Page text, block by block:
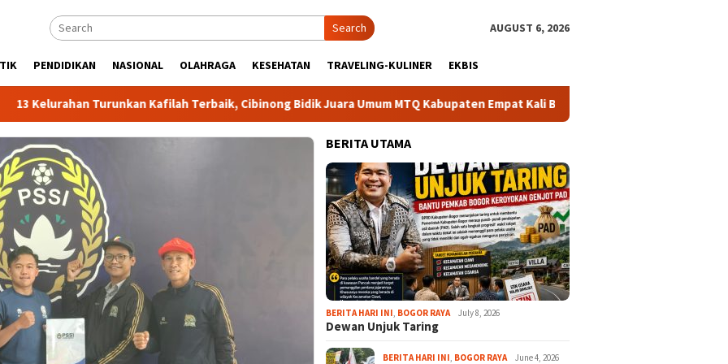
Search AUGUST 6, 2026
PENDIDIKAN NASIONAL OLAHRAGA KESEHATAN TRAVELING-KULINER EKBIS
Turunkan Kafilah Terbaik, Cibinong Bidik Juara Umum MTQ Kabupaten Empat Kali Beruntun
BERITA UTAMA
BERITA HARI INI BOGOR RAYA July 8, 2026
Dewan Unjuk Taring
BERITA HARI INI BOGOR RAYA June 4, 2026